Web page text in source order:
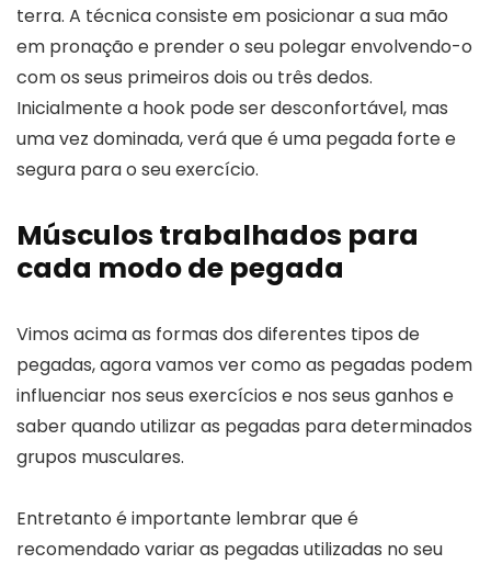
terra. A técnica consiste em posicionar a sua mão
em pronação e prender o seu polegar envolvendo-o
com os seus primeiros dois ou três dedos.
Inicialmente a hook pode ser desconfortável, mas
uma vez dominada, verá que é uma pegada forte e
segura para o seu exercício.
Músculos trabalhados para
cada modo de pegada
Vimos acima as formas dos diferentes tipos de
pegadas, agora vamos ver como as pegadas podem
influenciar nos seus exercícios e nos seus ganhos e
saber quando utilizar as pegadas para determinados
grupos musculares.
Entretanto é importante lembrar que é
recomendado variar as pegadas utilizadas no seu